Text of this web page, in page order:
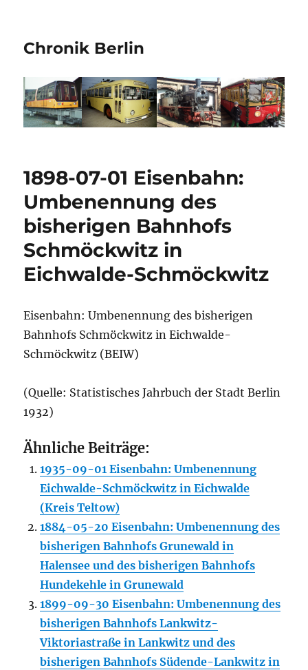
Chronik Berlin
1898-07-01 Eisenbahn:
Umbenennung des
bisherigen Bahnhofs
Schmöckwitz in
Eichwalde-Schmöckwitz
Eisenbahn: Umbenennung des bisherigen
Bahnhofs Schmöckwitz in Eichwalde-
Schmöckwitz (BEIW)
(Quelle: Statistisches Jahrbuch der Stadt Berlin
1932)
Ähnliche Beiträge:
1935-09-01 Eisenbahn: Umbenennung
Eichwalde-Schmöckwitz in Eichwalde
(Kreis Teltow)
1884-05-20 Eisenbahn: Umbenennung des
bisherigen Bahnhofs Grunewald in
Halensee und des bisherigen Bahnhofs
Hundekehle in Grunewald
1899-09-30 Eisenbahn: Umbenennung des
bisherigen Bahnhofs Lankwitz-
Viktoriastraße in Lankwitz und des
bisherigen Bahnhofs Südende-Lankwitz in